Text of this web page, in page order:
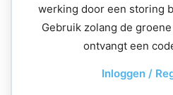
werking door een storing
Gebruik zolang de
ontvangt een
Inloggen /